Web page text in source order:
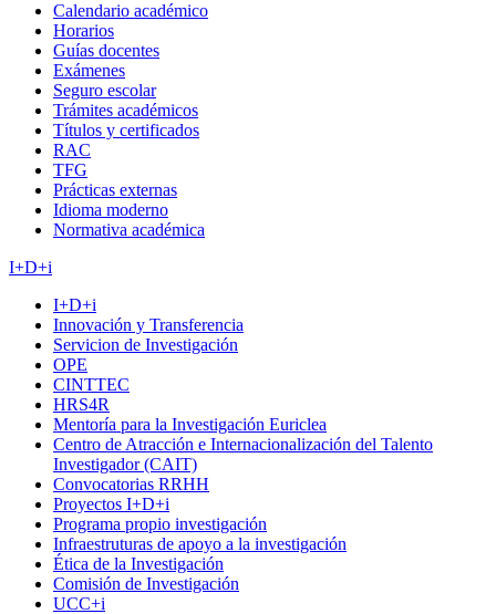
Calendario académico
Horarios
Guías docentes
Exámenes
Seguro escolar
Trámites académicos
Títulos y certificados
RAC
TFG
Prácticas externas
Idioma moderno
Normativa académica
I+D+i
I+D+i
Innovación y Transferencia
Servicion de Investigación
OPE
CINTTEC
HRS4R
Mentoría para la Investigación Euriclea
Centro de Atracción e Internacionalización del Talento
Investigador (CAIT)
Convocatorias RRHH
Proyectos I+D+i
Programa propio investigación
Infraestruturas de apoyo a la investigación
Ética de la Investigación
Comisión de Investigación
UCC+i